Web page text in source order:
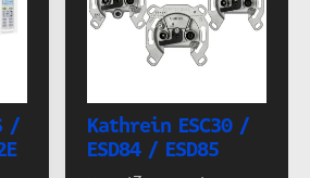
/ Kathrein ESC30 /
ESD84 / ESD85